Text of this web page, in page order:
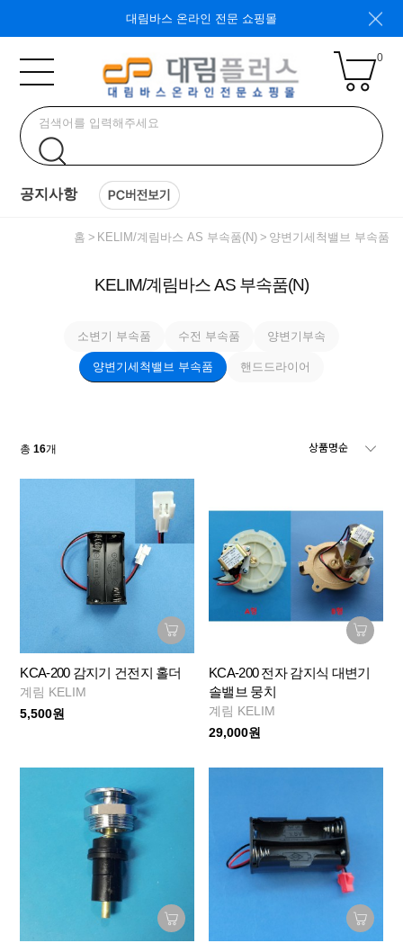
대림바스 온라인 전문 쇼핑몰
0
공지사항
홈 KELIM/계림바스 AS 부속품(N) 양변기세척밸브 부속품
KELIM/계림바스 AS 부속품(N)
소변기 부속품 수전 부속품 양변기부속
양변기세척밸브 부속품 핸드드라이어
총16개
KCA-200 감지기 건전지 홀더
계림 KELIM
5,500원
KCA-200 전자 감지식 대변기
솔밸브 뭉치
계림 KELIM
29,000원